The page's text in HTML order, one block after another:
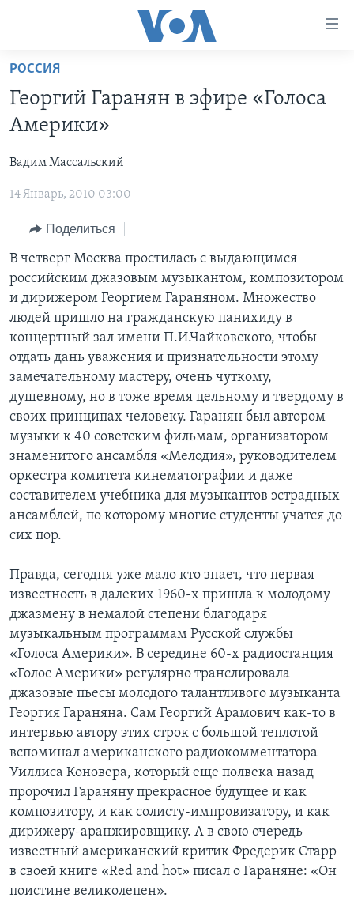
Перейти
основной
контент
Перейти
навигации
Перейти
поиск
ПРОГРАММЫ
НОВОСТИ ЗА МИНУТУ
ИТОГИ
ПОЧЕМУ ЭТО ВАЖНО?
ДИСКУССИЯ VOA
ДЕТАЛИ
НЬЮ-ЙОРК NEW YORK
АМЕРИКА. БОЛЬШОЕ ПУТЕШЕСТВИЕ
ПРОЕКТЫ
УЧИМ АНГЛИЙСКИЙ
НАША АМЕРИКАНСКАЯ ИСТОРИЯ
А КАК В АМЕРИКЕ?
АРТЕФАКТЫ
АМЕРИКАНСКИЕ ГОРОДКИ
ТЕСТЫ
ЭКСПЕРТИЗА
ИНТЕРВЬЮ
ФАКТЫ ПРОТИВ ФЕЙКОВ
ЗА СВОБОДУ ПРЕССЫ
УЧИМ АНГЛИЙСКИЙ
ВИДЕО
ПОДПИСКА НА НОВОСТИ
Learning English
СОЦИАЛЬНЫЕ СЕТИ
Языки
РОССИЯ
Георгий Гаранян в эфире «Голоса
Америки»
Вадим Массальский
14 Январь, 2010 03:00
Поделиться
В четверг Москва простилась с выдающимся
российским джазовым музыкантом, композитором
и дирижером Георгием Гараняном. Множество
людей пришло на гражданскую панихиду в
концертный зал имени П.И.Чайковского, чтобы
отдать дань уважения и признательности этому
замечательному мастеру, очень чуткому,
душевному, но в тоже время цельному и твердому в
своих принципах человеку. Гаранян был автором
музыки к 40 советским фильмам, организатором
знаменитого ансамбля «Мелодия», руководителем
оркестра комитета кинематографии и даже
составителем учебника для музыкантов эстрадных
ансамблей, по которому многие студенты учатся до
сих пор.
Правда, сегодня уже мало кто знает, что первая
известность в далеких 1960-х пришла к молодому
джазмену в немалой степени благодаря
музыкальным программам Русской службы
«Голоса Америки». В середине 60-х радиостанция
«Голос Америки» регулярно транслировала
джазовые пьесы молодого талантливого музыканта
Георгия Гараняна. Сам Георгий Арамович как-то в
интервью автору этих строк с большой теплотой
вспоминал американского радиокомментатора
Уиллиса Коновера, который еще полвека назад
пророчил Гараняну прекрасное будущее и как
композитору, и как солисту-импровизатору, и как
дирижеру-аранжировщику. А в свою очередь
известный американский критик Фредерик Старр
в своей книге «Red and hot» писал о Гараняне: «Он
поистине великолепен».